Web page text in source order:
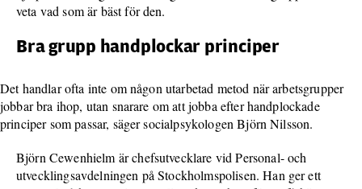
veta vad som är bäst för den.
Bra grupp handplockar principer
Det handlar ofta inte om någon utarbetad metod när arbetsgrupper
jobbar bra ihop, utan snarare om att jobba efter handplockade
principer som passar, säger socialpsykologen Björn Nilsson.
Björn Cewenhielm är chefsutvecklare vid Personal- och
utvecklingsavdelningen på Stockholmspolisen. Han ger ett